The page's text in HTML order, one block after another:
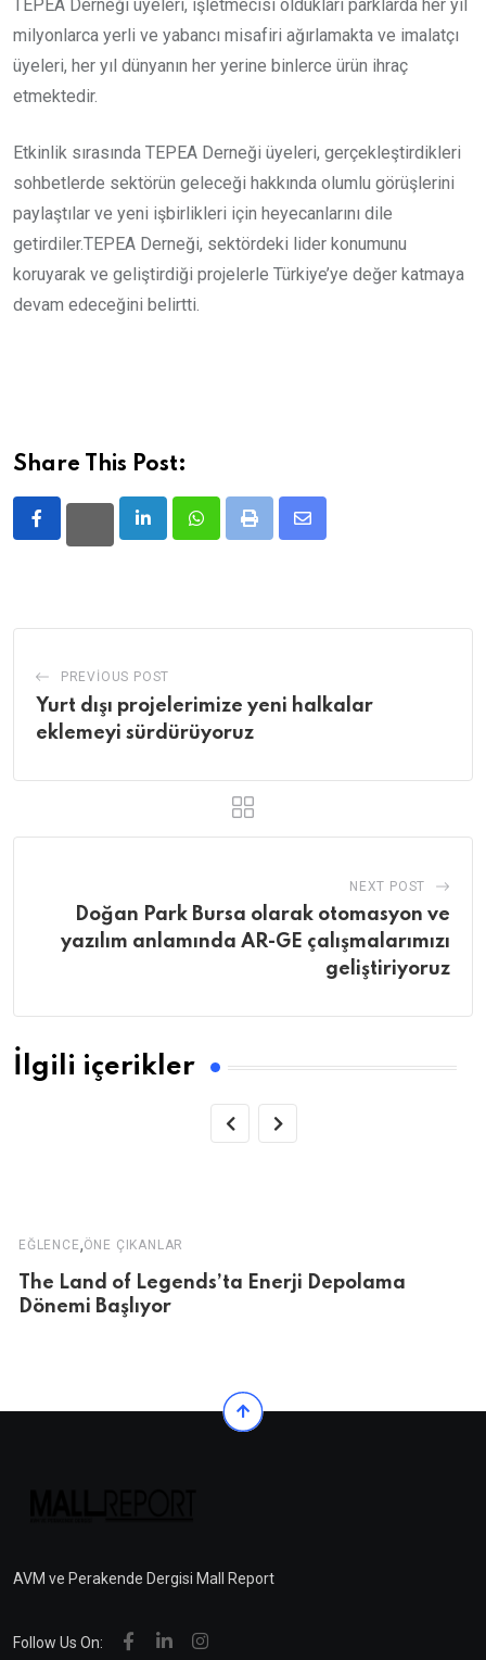
TEPEA Derneği üyeleri, işletmecisi oldukları parklarda her yıl
milyonlarca yerli ve yabancı misafiri ağırlamakta ve imalatçı
üyeleri, her yıl dünyanın her yerine binlerce ürün ihraç
etmektedir.
Etkinlik sırasında TEPEA Derneği üyeleri, gerçekleştirdikleri
sohbetlerde sektörün geleceği hakkında olumlu görüşlerini
paylaştılar ve yeni işbirlikleri için heyecanlarını dile
getirdiler.TEPEA Derneği, sektördeki lider konumunu
koruyarak ve geliştirdiği projelerle Türkiye’ye değer katmaya
devam edeceğini belirtti.
Share This Post:
LinkedInWhatsappPrint
Share
PREVIOUS POST
Yurt dışı projelerimize yeni halkalar
eklemeyi sürdürüyoruz
NEXT POST
Doğan Park Bursa olarak otomasyon ve
yazılım anlamında AR-GE çalışmalarımızı
geliştiriyoruz
İlgili içerikler
EĞLENCE,ÖNE ÇIKANLAR
The Land of Legends’ta Enerji Depolama
Dönemi Başlıyor
AVM ve Perakende Dergisi Mall Report
Follow Us On: